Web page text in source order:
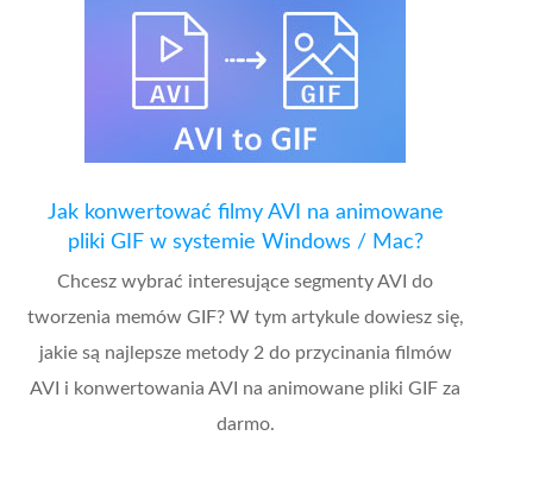
Jak konwertować filmy AVI na animowane
pliki GIF w systemie Windows / Mac?
Chcesz wybrać interesujące segmenty AVI do
tworzenia memów GIF? W tym artykule dowiesz się,
jakie są najlepsze metody 2 do przycinania filmów
AVI i konwertowania AVI na animowane pliki GIF za
darmo.